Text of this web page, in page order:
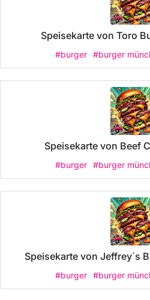
Speisekarte von Toro
#burger #burger
Speisekarte von Beef
#burger #burger
Speisekarte von Jeffrey´s
#burger #burger